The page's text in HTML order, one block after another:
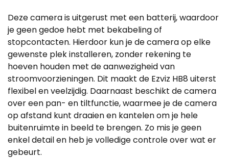
Deze camera is uitgerust met een batterij, waardoor
je geen gedoe hebt met bekabeling of
stopcontacten. Hierdoor kun je de camera op elke
gewenste plek installeren, zonder rekening te
hoeven houden met de aanwezigheid van
stroomvoorzieningen. Dit maakt de Ezviz HB8 uiterst
flexibel en veelzijdig. Daarnaast beschikt de camera
over een pan- en tiltfunctie, waarmee je de camera
op afstand kunt draaien en kantelen om je hele
buitenruimte in beeld te brengen. Zo mis je geen
enkel detail en heb je volledige controle over wat er
gebeurt.